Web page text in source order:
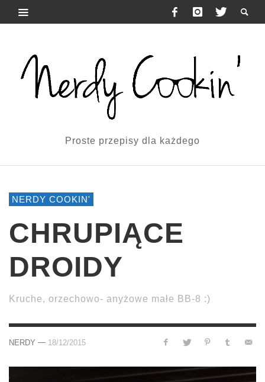
Proste przepisy dla każdego
NERDY COOKIN'
CHRUPIĄCE
DROIDY
Kruche, orzechowo- anyżowe małe BB-8 :)
NERDY — 18/12/2015